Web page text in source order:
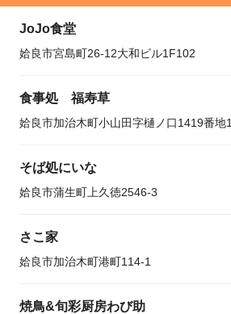
JoJo食堂
姶良市宮島町26-12大和ビル1F102
食事処 福寿草
姶良市加治木町小山田字樋ノ口1419番地1
そば処にいな
姶良市蒲生町上久徳2546-3
さこ家
姶良市加治木町港町114-1
焼鳥&旬彩厨房わび助